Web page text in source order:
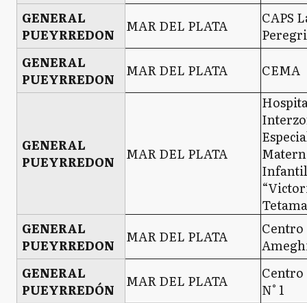
GENERAL
PUEYRREDON
MAR DEL PLATA
CAPS
GENERAL
PUEYRREDON
MAR DEL PLATA CEMA
GENERAL
PUEYRREDON
MAR DEL PLATA
Infantil
GENERAL
PUEYRREDON
MAR DEL PLATA
Centro
GENERAL
PUEYRREDÓN
MAR DEL PLATA
Centro
N° 1